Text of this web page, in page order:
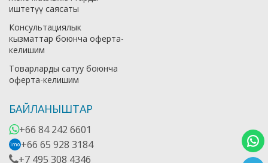
иштетүү саясаты
Консультациялык
кызматтар боюнча оферта-
келишим
Товарларды сатуу боюнча
оферта-келишим
БАЙЛАНЫШТАР
+66 84 242 6601
imo +66 65 928 3184
+7 495 308 4346